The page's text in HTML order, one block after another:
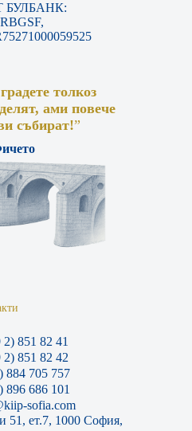
БУЛБАНК:
толкоз
ами повече
събират!”
2) 851 82 41
2) 851 82 42
884 705 757
896 686 101
sofia.com
51, ет.7, 1000 София,